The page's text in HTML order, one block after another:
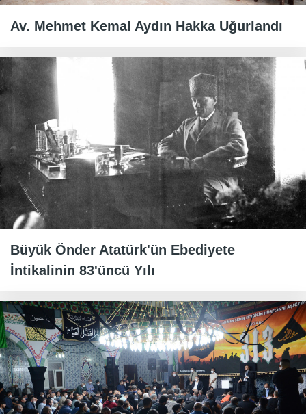
Av. Mehmet Kemal Aydın Hakka Uğurlandı
Büyük Önder Atatürk'ün Ebediyete
İntikalinin 83'üncü Yılı